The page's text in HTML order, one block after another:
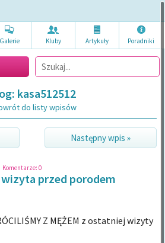
Galerie Kluby Artykuły Poradniki
kasa512512
do listy wpisów
Następny wpis »
Komentarze: 0
przed porodem
Z MĘŻEM z ostatniej wizyty